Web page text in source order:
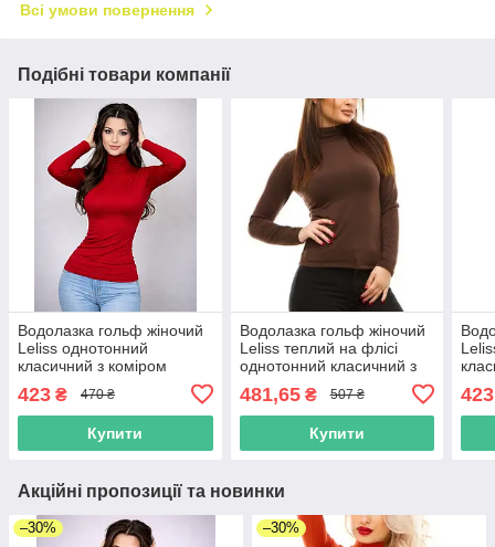
Всі умови повернення
Подібні товари компанії
Водолазка гольф жіночий
Leliss однотонний
класичний з коміром
віскоза червоний
423 ₴ 470 ₴
Купити
Водолазка гольф жіночий
Leliss теплий на флісі
однотонний класичний з
481,65₴ 507 ₴
Купити
423
Акційні пропозиції та новинки
–30% –30%